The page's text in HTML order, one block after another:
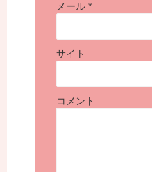
メール *
サイト
コメント